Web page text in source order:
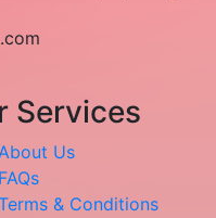
Services
Us
FAQs
& Conditions